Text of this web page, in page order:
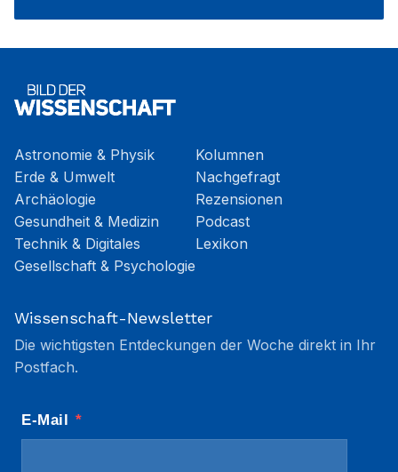
Astronomie & Physik
Erde & Umwelt
Archäologie
Gesundheit & Medizin
Technik & Digitales
Gesellschaft & Psychologie
Kolumnen
Nachgefragt
Rezensionen
Podcast
Lexikon
Wissenschaft-Newsletter
Die wichtigsten Entdeckungen der Woche direkt in Ihr
Postfach.